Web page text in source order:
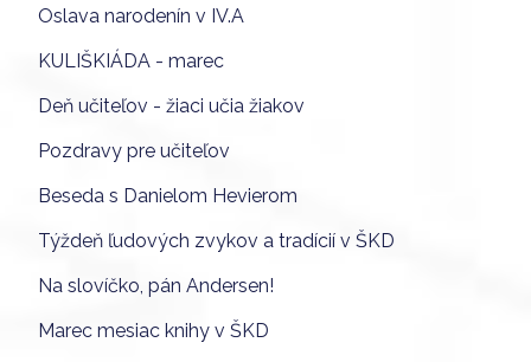
Oslava narodenín v IV.A
KULIŠKIÁDA - marec
Deň učiteľov - žiaci učia žiakov
Pozdravy pre učiteľov
Beseda s Danielom Hevierom
Týždeň ľudových zvykov a tradícií v ŠKD
Na slovíčko, pán Andersen!
Marec mesiac knihy v ŠKD